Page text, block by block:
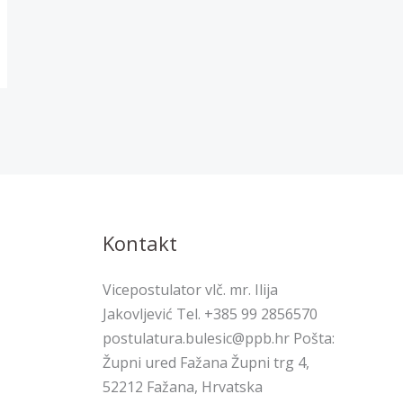
Kontakt
Vicepostulator vlč. mr. Ilija
Jakovljević Tel. +385 99 2856570
postulatura.bulesic@ppb.hr Pošta:
Župni ured Fažana Župni trg 4,
52212 Fažana, Hrvatska